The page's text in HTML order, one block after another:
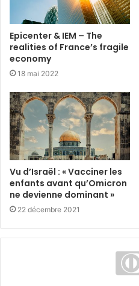
Epicenter & IEM – The
realities of France’s fragile
economy
18 mai 2022
Vu d’Israël : « Vacciner les
enfants avant qu’Omicron
ne devienne dominant »
22 décembre 2021